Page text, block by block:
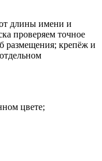
длины имени и
проверяем точное
размещения; крепёж и
цвете;